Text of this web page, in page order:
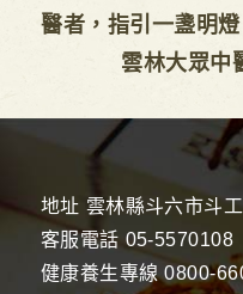
醫者，指引一盞明燈
雲林大眾中
地址 雲林縣斗六市斗
客服電話 05-5570108
健康養生專線 0800-